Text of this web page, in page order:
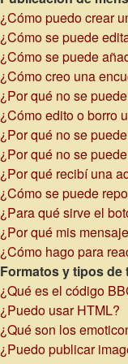
¿Cómo puedo crear
¿Cómo se puede
¿Cómo se puede
¿Cómo creo una
¿Por qué no se
¿Cómo edito o borro
¿Por qué no se
¿Por qué no se
¿Por qué recibí una
¿Cómo se puede
¿Para qué sirve el
¿Por qué mis
¿Cómo hago para
Formatos y tipos de
¿Qué es el código
¿Puedo usar HTML?
¿Qué son los
¿Puedo publicar